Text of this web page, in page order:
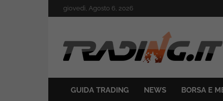
to
giovedì, Agosto 6, 2026
Trading.it
GUIDA TRADING NEWS BORSA E